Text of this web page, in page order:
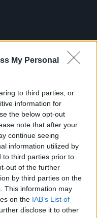
My Personal
to third parties, or
information for
the below opt-out
note that after your
continue seeing
information utilized by
to third parties prior to
out of the further
by third parties on the
This information may
on the IAB’s List of
disclose it to other